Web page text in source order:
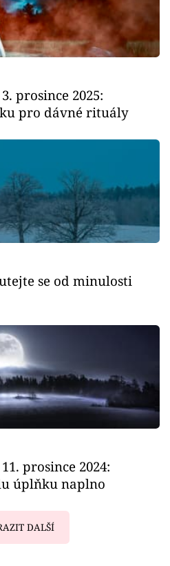
prosince 2025:
pro dávné rituály
se od minulosti
prosince 2024:
úplňku naplno
DALŠÍ